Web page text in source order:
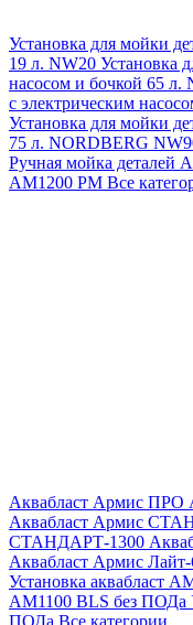
Установка для мойки
19 л. NW20 Установка
насосом и бочкой 65 л.
с электрическим
Установка для мойки
75 л. NORDBERG
Ручная мойка
АМ1200 РМ Все
Аквабласт Армис ПРО
Аквабласт Армис
СТАНДАРТ-1300
Аквабласт Армис
Установка аквабласт
AM1100 BLS без ПОДа
ПОДа Все категории